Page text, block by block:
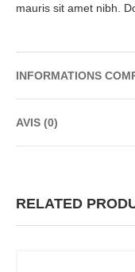
mauris sit amet nibh.
INFORMATIONS
AVIS (0)
RELATED